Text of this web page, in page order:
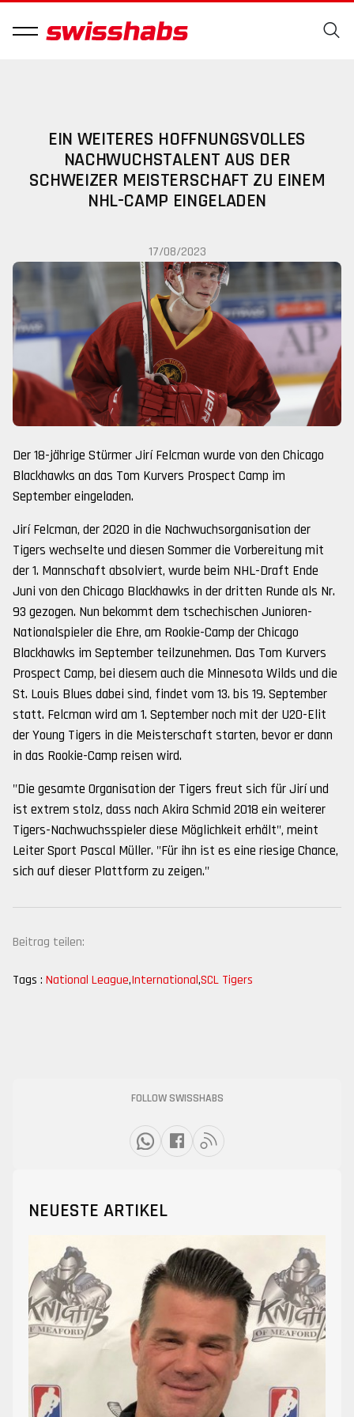
EIN WEITERES HOFFNUNGSVOLLES
NACHWUCHSTALENT AUS DER
SCHWEIZER MEISTERSCHAFT ZU EINEM
NHL-CAMP EINGELADEN
17/08/2023
Der 18-jährige Stürmer Jirí Felcman wurde von den Chicago
Blackhawks an das Tom Kurvers Prospect Camp im
September eingeladen.
Jirí Felcman, der 2020 in die Nachwuchsorganisation der
Tigers wechselte und diesen Sommer die Vorbereitung mit
der 1. Mannschaft absolviert, wurde beim NHL-Draft Ende
Juni von den Chicago Blackhawks in der dritten Runde als Nr.
93 gezogen. Nun bekommt dem tschechischen Junioren-
Nationalspieler die Ehre, am Rookie-Camp der Chicago
Blackhawks im September teilzunehmen. Das Tom Kurvers
Prospect Camp, bei diesem auch die Minnesota Wilds und die
St. Louis Blues dabei sind, findet vom 13. bis 19. September
statt. Felcman wird am 1. September noch mit der U20-Elit
der Young Tigers in die Meisterschaft starten, bevor er dann
in das Rookie-Camp reisen wird.
"Die gesamte Organisation der Tigers freut sich für Jirí und
ist extrem stolz, dass nach Akira Schmid 2018 ein weiterer
Tigers-Nachwuchsspieler diese Möglichkeit erhält", meint
Leiter Sport Pascal Müller. "Für ihn ist es eine riesige Chance,
sich auf dieser Plattform zu zeigen."
Beitrag teilen:
Tags : National League,International,SCL Tigers
FOLLOW SWISSHABS
NEUESTE ARTIKEL